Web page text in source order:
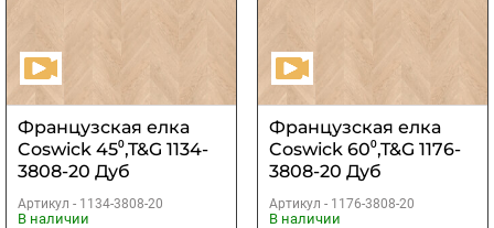
Французская елка
Coswick 45⁰,T&G 1134-
3808-20 Дуб
Ванильный
рустикальный 1
Артикул - 1134-3808-20
В наличии
Французская елка
Coswick 60⁰,T&G 1176-
3808-20 Дуб
Ванильный
рустикальный 1
Артикул - 1176-3808-20
В наличии